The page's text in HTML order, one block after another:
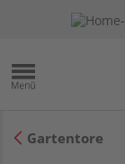
Gartentore